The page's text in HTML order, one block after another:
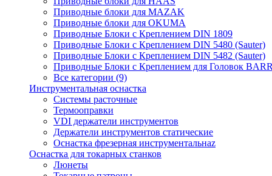
Приводные блоки для MAZAK
Приводные блоки для OKUMA
Приводные Блоки с Креплением DIN 1809
Приводные Блоки с Креплением DIN 5480 (Sauter)
Приводные Блоки с Креплением DIN 5482 (Sauter)
Приводные Блоки с Креплением для Головок
Все категории (9)
Инструментальная оснастка
Системы расточные
Термооправки
VDI держатели инструментов
Держатели инструментов статические
Оснастка фрезерная инструментальнаz
Оснастка для токарных станков
Люнеты